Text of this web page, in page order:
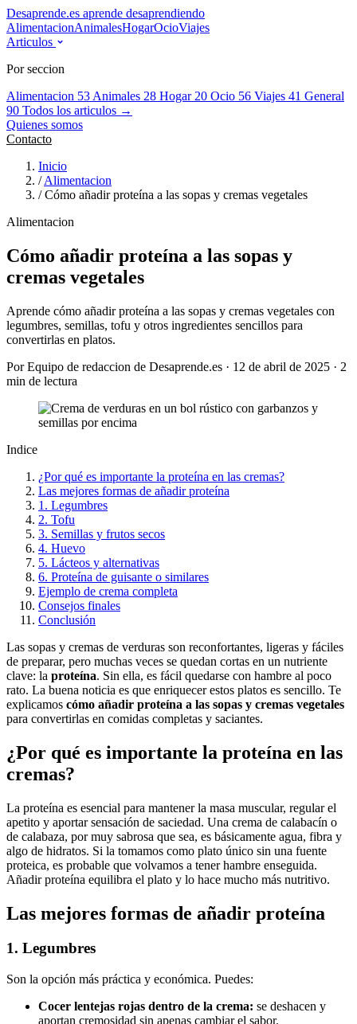
Desaprende.es aprende desaprendiendo
AlimentacionAnimalesHogarOcioViajes
Articulos
Por seccion
Alimentacion 53 Animales 28 Hogar 20 Ocio 56 Viajes 41 General
90 Todos los articulos →
Quienes somos
Contacto
Inicio
/ Alimentacion
/ Cómo añadir proteína a las sopas y cremas vegetales
Alimentacion
Cómo añadir proteína a las sopas y
cremas vegetales
Aprende cómo añadir proteína a las sopas y cremas vegetales con
legumbres, semillas, tofu y otros ingredientes sencillos para
convertirlas en platos.
Por Equipo de redaccion de Desaprende.es · 12 de abril de 2025 · 2
min de lectura
Indice
¿Por qué es importante la proteína en las cremas?
Las mejores formas de añadir proteína
1. Legumbres
2. Tofu
3. Semillas y frutos secos
4. Huevo
5. Lácteos y alternativas
6. Proteína de guisante o similares
Ejemplo de crema completa
Consejos finales
Conclusión
Las sopas y cremas de verduras son reconfortantes, ligeras y fáciles
de preparar, pero muchas veces se quedan cortas en un nutriente
clave: la proteína. Sin ella, es fácil quedarse con hambre al poco
rato. La buena noticia es que enriquecer estos platos es sencillo. Te
explicamos cómo añadir proteína a las sopas y cremas vegetales
para convertirlas en comidas completas y saciantes.
¿Por qué es importante la proteína en las
cremas?
La proteína es esencial para mantener la masa muscular, regular el
apetito y aportar sensación de saciedad. Una crema de calabacín o
de calabaza, por muy sabrosa que sea, es básicamente agua, fibra y
algo de hidratos. Si la tomamos como plato único sin una fuente
proteica, es probable que volvamos a tener hambre enseguida.
Añadir proteína equilibra el plato y lo hace mucho más nutritivo.
Las mejores formas de añadir proteína
1. Legumbres
Son la opción más práctica y económica. Puedes:
Cocer lentejas rojas dentro de la crema: se deshacen y
aportan cremosidad sin apenas cambiar el sabor.